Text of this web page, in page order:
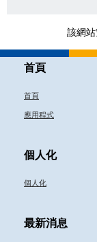
該網
首頁
首頁
應用程式
個人化
個人化
最新消息